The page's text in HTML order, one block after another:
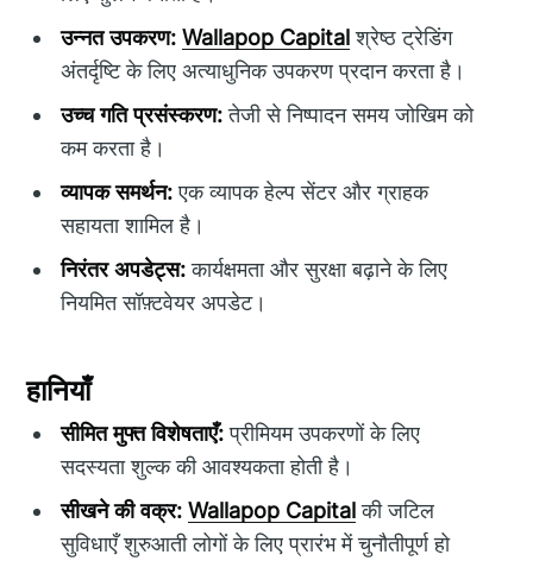
उन्नत उपकरण: Wallapop Capitalश्रेष्ठ ट्रेडिंग
अंतर्दृष्टि के लिए अत्याधुनिक उपकरण प्रदान करता है।
उच्च गति प्रसंस्करण:तेजी से निष्पादन समय जोखिम को
कम करता है।
व्यापक समर्थन:एक व्यापक हेल्प सेंटर और ग्राहक
सहायता शामिल है।
निरंतर अपडेट्स:कार्यक्षमता और सुरक्षा बढ़ाने के लिए
नियमित सॉफ़्टवेयर अपडेट।
हानियाँ
सीमित मुफ्त विशेषताएँ:प्रीमियम उपकरणों के लिए
सदस्यता शुल्क की आवश्यकता होती है।
सीखने की वक्र: Wallapop Capitalकी जटिल
सुविधाएँ शुरुआती लोगों के लिए प्रारंभ में चुनौतीपूर्ण हो